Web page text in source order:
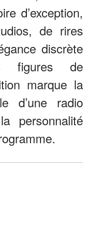
d’exception,
de rires
discrète
figures de
marque la
d’une radio
personnalité